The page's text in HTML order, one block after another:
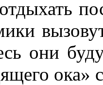
они
ока»